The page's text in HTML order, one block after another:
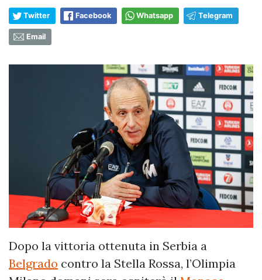
Twitter Facebook Whatsapp Telegram
Email
Dopo la vittoria ottenuta in Serbia a
Belgrado contro la Stella Rossa, l’Olimpia